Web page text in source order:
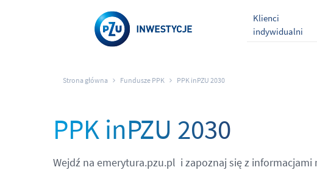
Klienci
indywidualni
Strona główna Fundusze PPK PPK inPZU 2030
PPK inPZU 2030
Wejdź na emerytura.pzu.pl i zapoznaj się z